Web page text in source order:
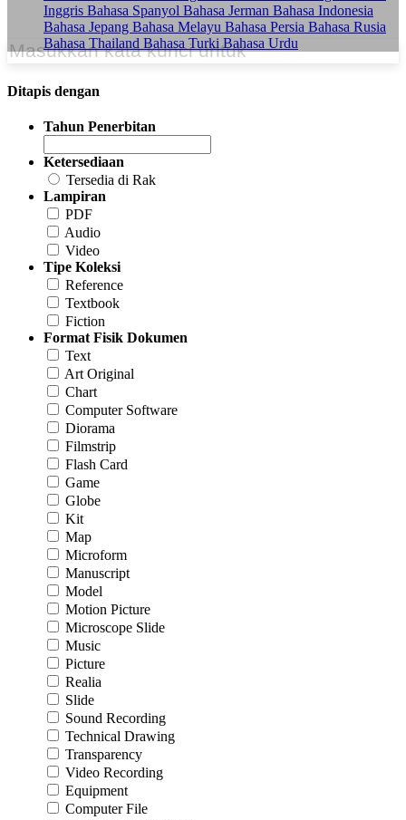
Inggris Bahasa Spanyol Bahasa Jerman Bahasa Indonesia
Bahasa Jepang Bahasa Melayu Bahasa Persia Bahasa Rusia
Bahasa Thailand Bahasa TurkiBahasa Urdu
Ditapis dengan
Tahun Penerbitan
Ketersediaan
Tersedia di Rak
Lampiran
PDF
Audio
Video
Tipe Koleksi
Reference
Textbook
Fiction
Format Fisik Dokumen
Text
Art Original
Chart
Computer Software
Diorama
Filmstrip
Flash Card
Game
Globe
Kit
Map
Microform
Manuscript
Model
Motion Picture
Microscope Slide
Music
Picture
Realia
Slide
Sound Recording
Technical Drawing
Transparency
Video Recording
Equipment
Computer File